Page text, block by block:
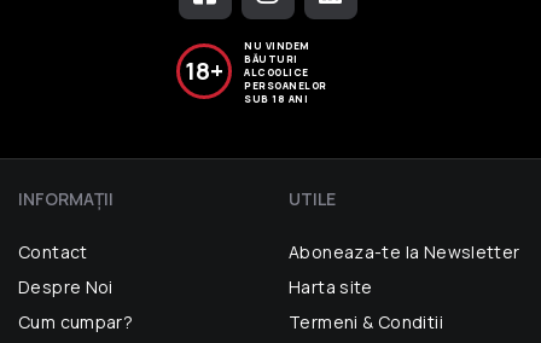
18+
NU VINDEM
BĂUTURI
ALCOOLICE
PERSOANELOR
SUB 18 ANI
INFORMAŢII
Contact
Despre Noi
Cum cumpar?
UTILE
Aboneaza-te la Newsletter
Harta site
Termeni & Conditii